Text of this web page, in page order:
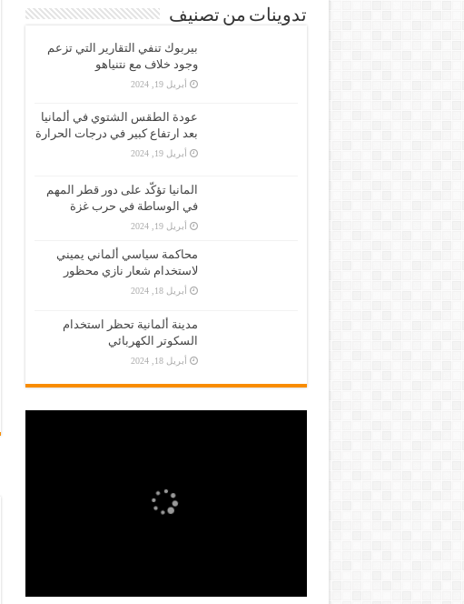
تدوينات من تصنيف
بيربوك تنفي التقارير التي تزعم
وجود خلاف مع نتنياهو
أبريل 19, 2024
عودة الطقس الشتوي في ألمانيا
بعد ارتفاع كبير في درجات الحرارة
أبريل 19, 2024
المانيا تؤكّد على دور قطر المهم
في الوساطة في حرب غزة
أبريل 19, 2024
محاكمة سياسي ألماني يميني
لاستخدام شعار نازي محظور
أبريل 18, 2024
مدينة ألمانية تحظر استخدام
السكوتر الكهربائي
أبريل 18, 2024